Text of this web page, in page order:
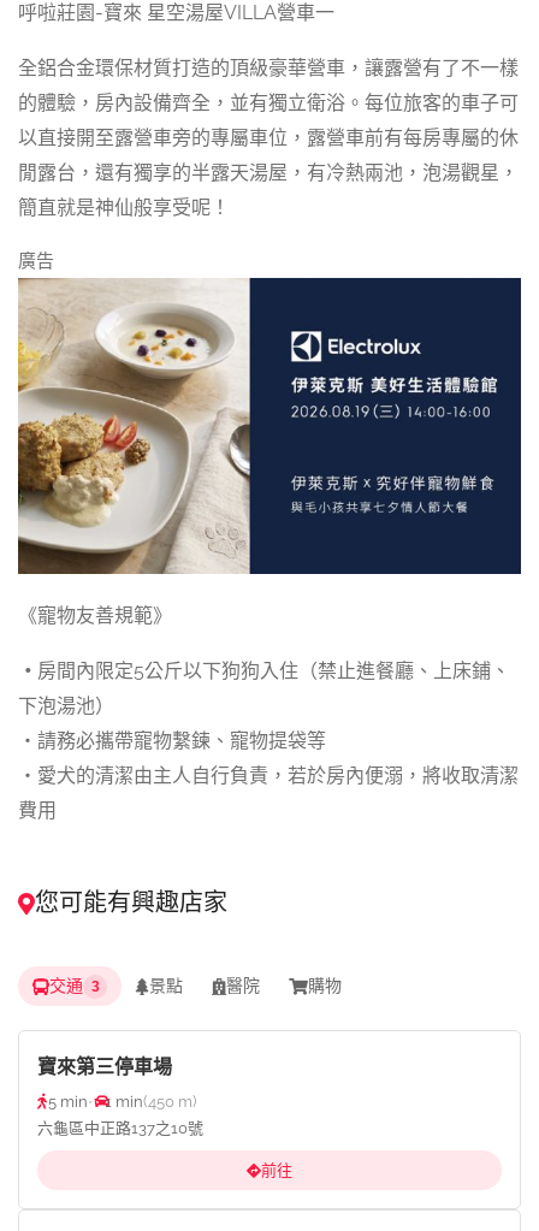
呼啦莊園-寶來 星空湯屋VILLA營車一
全鋁合金環保材質打造的頂級豪華營車，讓露營有了不一樣
的體驗，房內設備齊全，並有獨立衛浴。每位旅客的車子可
以直接開至露營車旁的專屬車位，露營車前有每房專屬的休
閒露台，還有獨享的半露天湯屋，有冷熱兩池，泡湯觀星，
簡直就是神仙般享受呢！
廣告
《寵物友善規範》
・ 房間內限定5公斤以下狗狗入住（禁止進餐廳、上床鋪、
下泡湯池）
・請務必攜帶寵物繫鍊、寵物提袋等
・愛犬的清潔由主人自行負責，若於房內便溺，將收取清潔
費用
您可能有興趣店家
交通 3 景點 醫院 購物
寶來第三停車場
5 min• 1 min(450 m)
六龜區中正路137之10號
前往